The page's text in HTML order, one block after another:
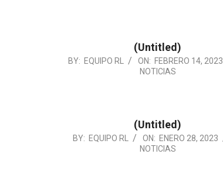
(Untitled)
2023-
BY: EQUIPO RL ON: FEBRERO 14, 2023
NOTICIAS
(Untitled)
2023-
BY: EQUIPO RL ON: ENERO 28, 2023
NOTICIAS